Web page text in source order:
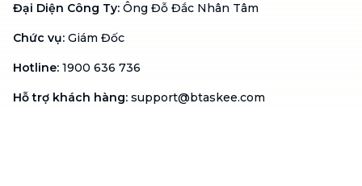
Đại Diện Công Ty: Ông Đỗ Đắc Nhân Tâm
Chức vụ: Giám Đốc
Hotline: 1900 636 736
Hỗ trợ khách hàng: support@btaskee.com